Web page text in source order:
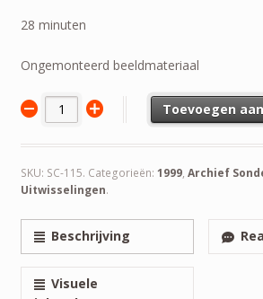
28 minuten
Ongemonteerd beeldmateriaal
Toevoegen
SKU: SC-115. Categorieën: 1999, Archief
Uitwisselingen.
Beschrijving
Visuele